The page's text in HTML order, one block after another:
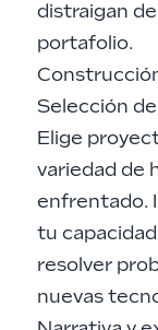
distraigan
portafolio.
Selección
Elige
variedad de
enfrentado.
tu
resolver
nuevas